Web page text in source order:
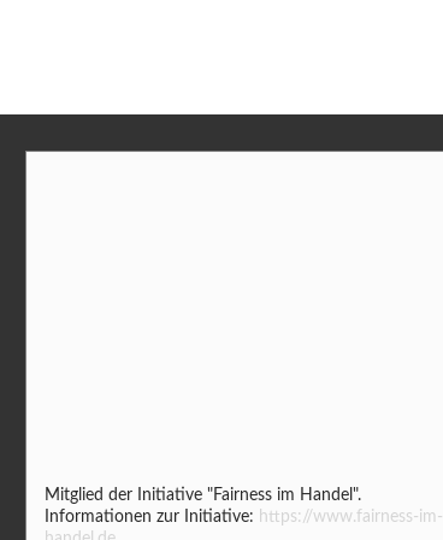
Mitglied der Initiative "Fairness im Handel".
Informationen zur Initiative: https://www.fairness-im-